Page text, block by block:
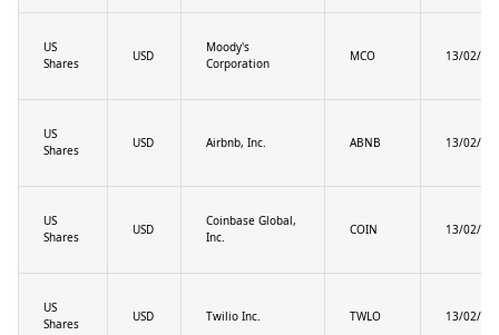
US
Shares
USD
Moody's
Corporation
MCO 13/02/
US
Shares
USD Airbnb, Inc. ABNB 13/02/
US
Shares
USD
Coinbase Global,
Inc.
COIN 13/02/
US
Shares
USD Twilio Inc. TWLO 13/02/